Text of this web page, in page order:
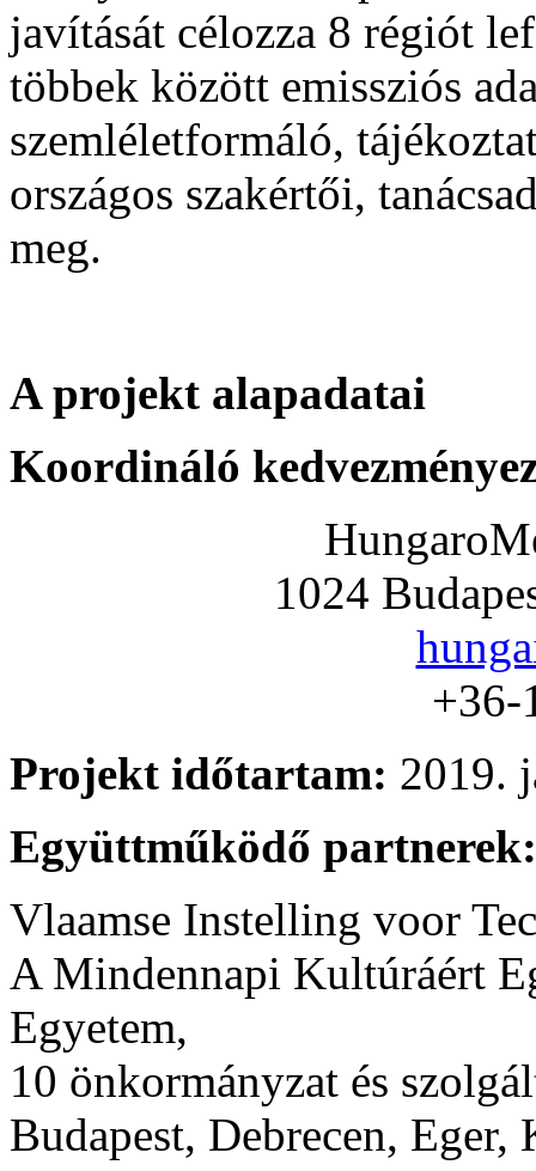
javítását célozza 8 régiót
többek között emissziós
szemléletformáló,
országos szakértői,
meg.
A projekt alapadatai
Koordináló
1024
+36-
Projekt időtartam: 2019.
Együttműködő partnerek:
Vlaamse Instelling voor
A Mindennapi Kultúráért
Egyetem,
10 önkormányzat és
Budapest, Debrecen,